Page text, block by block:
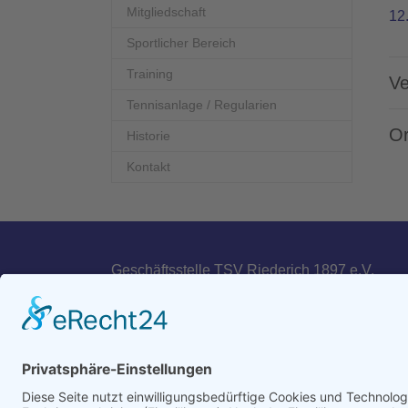
Mitgliedschaft
Sportlicher Bereich
Training
Tennisanlage / Regularien
Historie
Kontakt
Geschäftsstelle TSV Riederich 1897 e.V.
72585 Riederich